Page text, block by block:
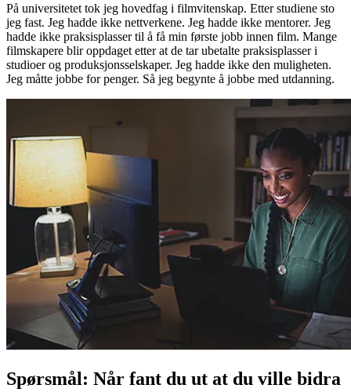
På universitetet tok jeg hovedfag i filmvitenskap. Etter studiene sto
jeg fast. Jeg hadde ikke nettverkene. Jeg hadde ikke mentorer. Jeg
hadde ikke praksisplasser til å få min første jobb innen film. Mange
filmskapere blir oppdaget etter at de tar ubetalte praksisplasser i
studioer og produksjonsselskaper. Jeg hadde ikke den muligheten.
Jeg måtte jobbe for penger. Så jeg begynte å jobbe med utdanning.
Spørsmål: Når fant du ut at du ville bidra